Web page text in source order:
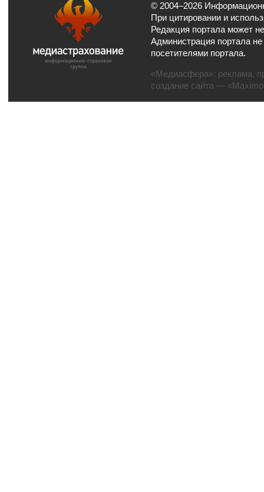
© 2004–2026
При цитировании и
Редакция портала может
Администрация портала
посетителями портала.
«Медиасфера»: реклама,
создание сайта —